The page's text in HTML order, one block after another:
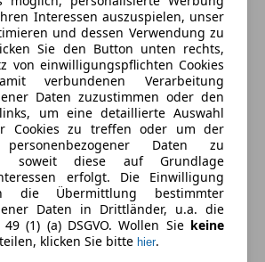
Interessen auszuspielen, unser
und dessen Verwendung zu
Sie den Button unten rechts,
von einwilligungspflichten Cookies
verbundenen Verarbeitung
Daten zuzustimmen oder den
um eine detaillierte Auswahl
Cookies zu treffen oder um der
personenbezogener Daten zu
soweit diese auf Grundlage
erfolgt. Die Einwilligung
die Übermittlung bestimmter
Daten in Drittländer, u.a. die
(1) (a) DSGVO. Wollen Sie keine
klicken Sie bitte hier.